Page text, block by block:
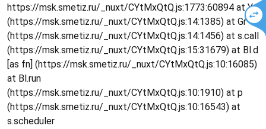
https://msk.smetiz.ru/_nuxt/CYtMxQtQ.js:1773:60894 at Ys
(https://msk.smetiz.ru/_nuxt/CYtMxQtQ.js:14:1385) at Gr
(https://msk.smetiz.ru/_nuxt/CYtMxQtQ.js:14:1456) at s.call
(https://msk.smetiz.ru/_nuxt/CYtMxQtQ.js:15:31679) at Bl.d
[as fn] (https://msk.smetiz.ru/_nuxt/CYtMxQtQ.js:10:16085)
at Bl.run
(https://msk.smetiz.ru/_nuxt/CYtMxQtQ.js:10:1910) at p
(https://msk.smetiz.ru/_nuxt/CYtMxQtQ.js:10:16543) at
s.scheduler